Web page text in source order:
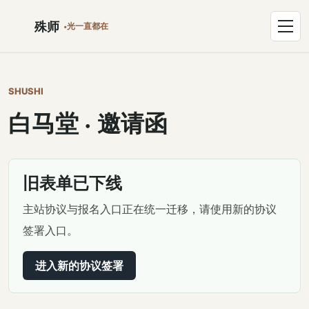
殊师 光一直都在
打开菜单
SHUSHI
白马堂 · 邀请函
旧表单已下线
主站协议与报名入口正在统一迁移，请使用新的协议
签署入口。
进入新的协议签署